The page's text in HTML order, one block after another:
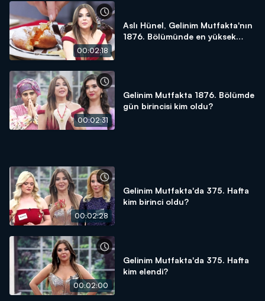
00:02:18
Aslı Hünel, Gelinim Mutfakta'nın
1876. Bölümünde en yüksek
00:02:31
Gelinim Mutfakta 1876. Bölümde
gün birincisi kim oldu?
00:02:28
Gelinim Mutfakta'da 375. Hafta
kim birinci oldu?
00:02:00
Gelinim Mutfakta'da 375. Hafta
kim elendi?